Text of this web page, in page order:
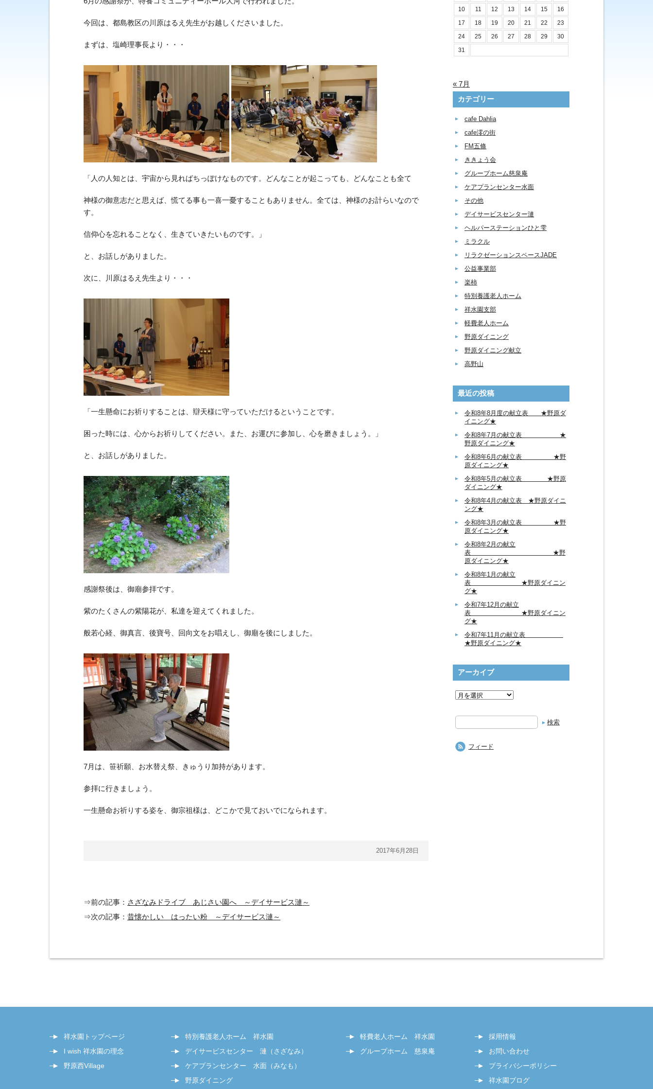
今回は、都島教区の川原はるえ先生がお越しくださいました。
まずは、塩崎理事長より・・・
「人の人知とは、宇宙から見ればちっぽけなものです。どんなことが起こっても、どんなことも全て
神様の御意志だと思えば、慌てる事も一喜一憂することもありません。全ては、神様のお計らいなので
す。
信仰心を忘れることなく、生きていきたいものです。」
と、お話しがありました。
次に、川原はるえ先生より・・・
「一生懸命にお祈りすることは、辯天様に守っていただけるということです。
困った時には、心からお祈りしてください。また、お運びに参加し、心を磨きましょう。」
と、お話しがありました。
感謝祭後は、御廟参拝です。
紫のたくさんの紫陽花が、私達を迎えてくれました。
般若心経、御真言、後寶号、回向文をお唱えし、御廟を後にしました。
7月は、笹祈願、お水替え祭、きゅうり加持があります。
参拝に行きましょう。
一生懸命お祈りする姿を、御宗祖様は、どこかで見ておいでになられます。
2017年6月28日
⇒前の記事： さざなみドライブ あじさい園へ ～デイサービス漣～
⇒次の記事： 昔懐かしい はったい粉 ～デイサービス漣～
10 11 12 13 14 15
16
17
18 19 20 21 22
23
24
25 26 27 28 29
30
31
« 7月
カテゴリー
cafe Dahlia
cafe澪の街
FM五條
ききょう会
グループホーム慈泉庵
ケアプランセンター水面
その他
デイサービスセンター漣
ヘルパーステーションひと雫
ミラクル
リラクゼーションスペースJADE
公益事業部
楽柿
特別養護老人ホーム
祥水園支部
軽費老人ホーム
野原ダイニング
野原ダイニング献立
高野山
最近の投稿
令和8年8月度の献立表 ★野原ダ
イニング★
令和8年7月の献立表 ★
野原ダイニング★
令和8年6月の献立表 ★野
原ダイニング★
令和8年5月の献立表 ★野原
ダイニング★
令和8年4月の献立表 ★野原ダイニ
ング★
令和8年3月の献立表 ★野
原ダイニング★
令和8年2月の献立
表 ★野
原ダイニング★
令和8年1月の献立
表 ★野原ダイニン
グ★
令和7年12月の献立
表 ★野原ダイニン
グ★
令和7年11月の献立表
★野原ダイニング★
アーカイブ
索
フィード
祥水園トップページ
I wish 祥水園の理念
野原西Village
特別養護老人ホーム 祥水園
デイサービスセンター 漣（さざなみ）
ケアプランセンター 水面（みなも）
野原ダイニング
軽費老人ホーム 祥水園
グループホーム 慈泉庵
採用情報
お問い合わせ
プライバシーポリシー
祥水園ブログ